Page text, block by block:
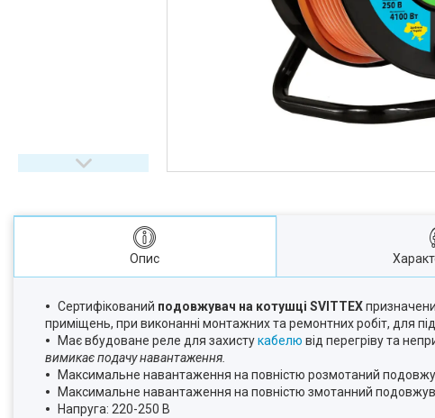
Опис
Сертифікований подовжувач на котушці SVITTEX
приміщень, при виконанні монтажних та ремонтних робіт, для
Має вбудоване реле для захистукабелю від перегріву та
вимикає подачу навантаження.
Максимальне навантаження на повністю розмотаний
Максимальне навантаження на повністю змотанний
Напруга: 220-250 В